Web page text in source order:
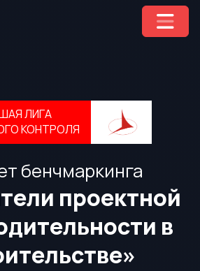
ЛИГА
КОНТРОЛЯ
бенчмаркинга
проектной
в